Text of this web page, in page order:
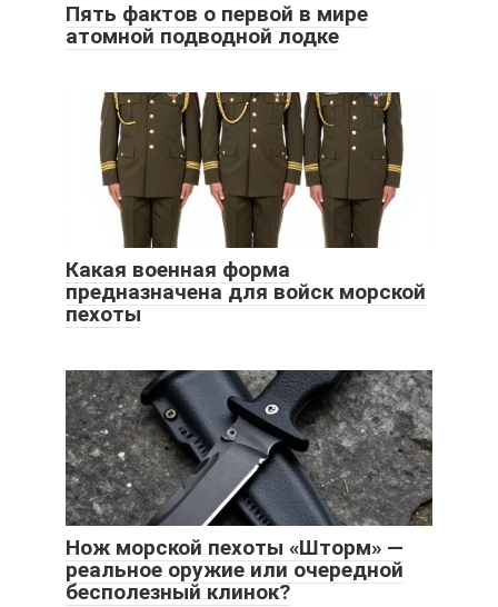
Пять фактов о первой в мире
атомной подводной лодке
Какая военная форма
предназначена для войск морской
пехоты
Нож морской пехоты «Шторм» —
реальное оружие или очередной
бесполезный клинок?